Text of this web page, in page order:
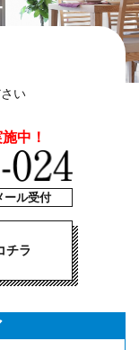
い
中！
ール受付
チラ